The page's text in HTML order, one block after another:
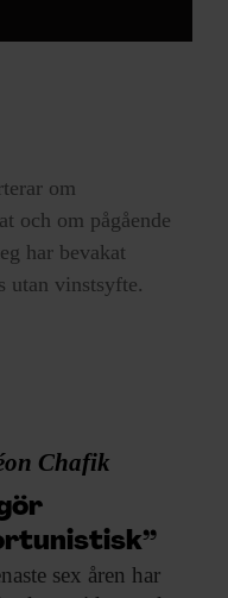
om
och om pågående
har bevakat
utan vinstsyfte.
Chafik
sex åren har